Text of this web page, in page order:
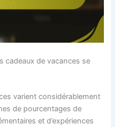
cadeaux de vacances se
varient considérablement
de pourcentages de
et d’expériences